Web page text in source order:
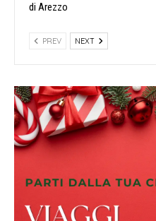
di Arezzo
PREV NEXT